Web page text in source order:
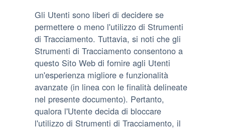
Gli Utenti sono liberi di decidere se
permettere o meno l'utilizzo di Strumenti
di Tracciamento. Tuttavia, si noti che gli
Strumenti di Tracciamento consentono a
questo Sito Web di fornire agli Utenti
un'esperienza migliore e funzionalità
avanzate (in linea con le finalità delineate
nel presente documento). Pertanto,
qualora l'Utente decida di bloccare
l'utilizzo di Strumenti di Tracciamento, il